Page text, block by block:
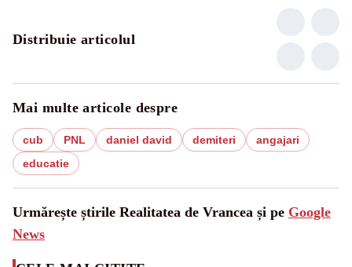
Distribuie articolul
Mai multe articole despre
cub PNL daniel david demiteri
angajari
educatie
Urmărește știrile Realitatea de Vrancea și pe Google
News